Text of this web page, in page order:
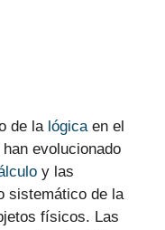
de la lógicaen el
evolucionado
y las
sistemático de la
físicos. Las